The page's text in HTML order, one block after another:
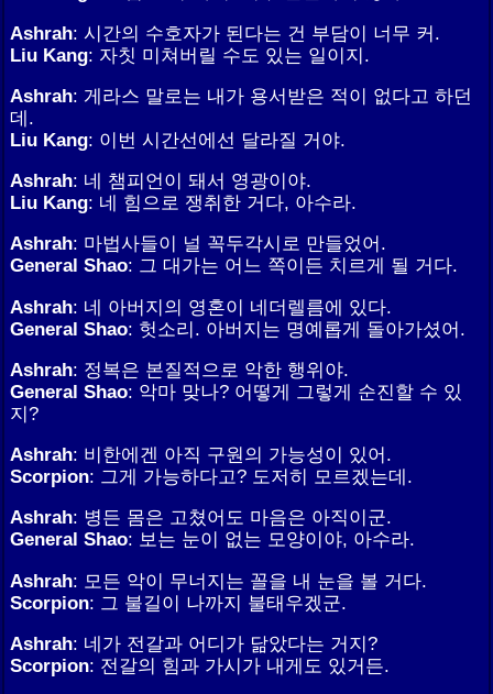
Ashrah: 시간의 수호자가 된다는 건 부담이 너무 커.
Liu Kang: 자칫 미쳐버릴 수도 있는 일이지.
Ashrah: 게라스 말로는 내가 용서받은 적이 없다고 하던
데.
Liu Kang: 이번 시간선에선 달라질 거야.
Ashrah: 네 챔피언이 돼서 영광이야.
Liu Kang: 네 힘으로 쟁취한 거다, 아수라.
Ashrah: 마법사들이 널 꼭두각시로 만들었어.
General Shao: 그 대가는 어느 쪽이든 치르게 될 거다.
Ashrah: 네 아버지의 영혼이 네더렐름에 있다.
General Shao: 헛소리. 아버지는 명예롭게 돌아가셨어.
Ashrah: 정복은 본질적으로 악한 행위야.
General Shao: 악마 맞나? 어떻게 그렇게 순진할 수 있
지?
Ashrah: 비한에겐 아직 구원의 가능성이 있어.
Scorpion: 그게 가능하다고? 도저히 모르겠는데.
Ashrah: 병든 몸은 고쳤어도 마음은 아직이군.
General Shao: 보는 눈이 없는 모양이야, 아수라.
Ashrah: 모든 악이 무너지는 꼴을 내 눈을 볼 거다.
Scorpion: 그 불길이 나까지 불태우겠군.
Ashrah: 네가 전갈과 어디가 닮았다는 거지?
Scorpion: 전갈의 힘과 가시가 내게도 있거든.